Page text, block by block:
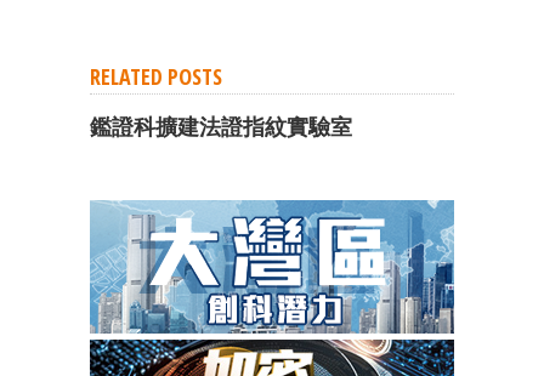
RELATED POSTS
鑑證科擴建法證指紋實驗室